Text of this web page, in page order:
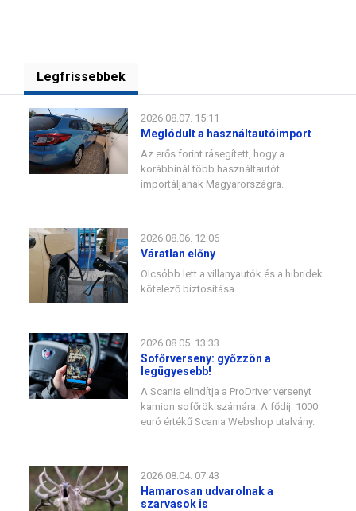
Legfrissebbek
2026.08.07. 15:11
Meglódult a használtautóimport
Az erős forint rásegített, hogy a
korábbinál több használtautót
importáljanak Magyarországra.
2026.08.06. 12:06
Váratlan előny
Olcsóbb lett a villanyautók és a hibridek
kötelező biztosítása.
2026.08.05. 13:33
Sofőrverseny: győzzön a
legügyesebb!
A Scania elindítja a ProDriver versenyt
kamion sofőrök számára. A fődíj: 1000
euró értékű Scania Webshop utalvány.
2026.08.04. 07:43
Hamarosan udvarolnak a
szarvasok is